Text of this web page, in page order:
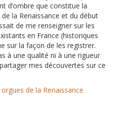
d’ombre que constitue la
la Renaissance et du début
de me renseigner sur les
en France (historiques
sur la façon de les registrer.
à une qualité ni à une rigueur
mes découvertes sur ce
de la Renaissance